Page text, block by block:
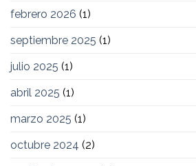
febrero 2026 (1)
septiembre 2025 (1)
julio 2025 (1)
abril 2025 (1)
marzo 2025 (1)
octubre 2024 (2)